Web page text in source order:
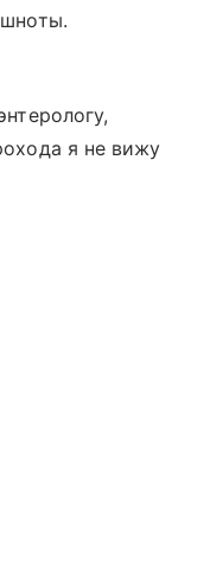
я не вижу